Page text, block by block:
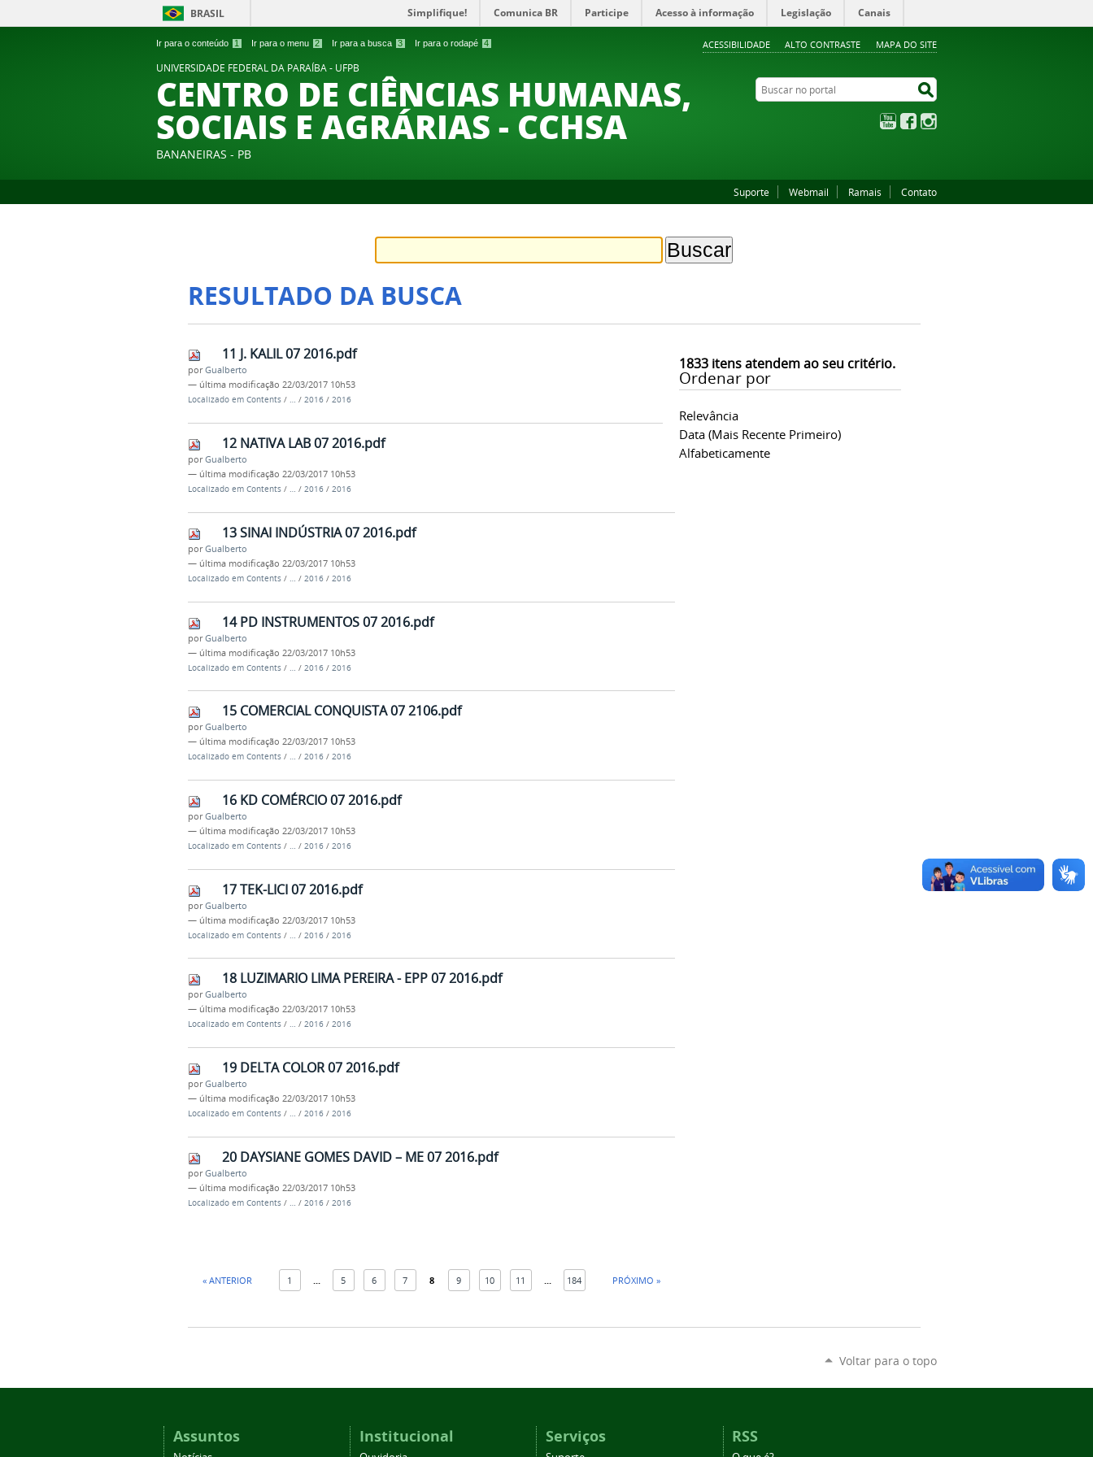
Ir para o conteúdo 1 Ir para o menu 2 Ir para a busca 3 Ir para o rodapé 4 ACESSIBILIDADE ALTO CONTRASTE MAPA DO SITE
BRASIL Simplifique! Comunica BR Participe Acesso à informação Legislação Canais
UNIVERSIDADE FEDERAL DA PARAÍBA - UFPB
CENTRO DE CIÊNCIAS HUMANAS,
SOCIAIS E AGRÁRIAS - CCHSA
BANANEIRAS - PB
Buscar no portal
YouTubeFacebook
Suporte Webmail Ramais Contato
RESULTADO DA BUSCA
1833itens atendem ao seu critério.
Ordenar por
Relevância
Data (mais Recente Primeiro)
Alfabeticamente
11 J. KALIL 07 2016.pdf
porGualberto
— última modificação 22/03/2017 10h53
Localizado em Contents / … / 2016 / 2016
12 NATIVA LAB 07 2016.pdf
porGualberto
— última modificação 22/03/2017 10h53
Localizado em Contents / … / 2016 / 2016
13 SINAI INDÚSTRIA 07 2016.pdf
porGualberto
— última modificação 22/03/2017 10h53
Localizado em Contents / … / 2016 / 2016
14 PD INSTRUMENTOS 07 2016.pdf
porGualberto
— última modificação 22/03/2017 10h53
Localizado em Contents / / 2016 / 2016
15 COMERCIAL CONQUISTA 07 2106.pdf
porGualberto
— última modificação 22/03/2017 10h53
Localizado em Contents / … / 2016 / 2016
16 KD COMÉRCIO 07 2016.pdf
porGualberto
— última modificação 22/03/2017 10h53
Localizado em Contents / … / 2016 / 2016
17 TEK-LICI 07 2016.pdf
porGualberto
— última modificação 22/03/2017 10h53
Localizado em Contents / … / 2016 / 2016
18 LUZIMARIO LIMA PEREIRA - EPP 07 2016.pdf
porGualberto
— última modificação 22/03/2017 10h53
Localizado em Contents / … / 2016 / 2016
19 DELTA COLOR 07 2016.pdf
porGualberto
— última modificação 22/03/2017 10h53
Localizado em Contents / … / 2016 / 2016
20 DAYSIANE GOMES DAVID – ME 07 2016.pdf
porGualberto
— última modificação 22/03/2017 10h53
Localizado em Contents / … / 2016 / 2016
« ANTERIOR 1 5 6 7 8 9 10 11 184 PRÓXIMO »
Voltar para o topo
Assuntos Institucional Serviços RSS